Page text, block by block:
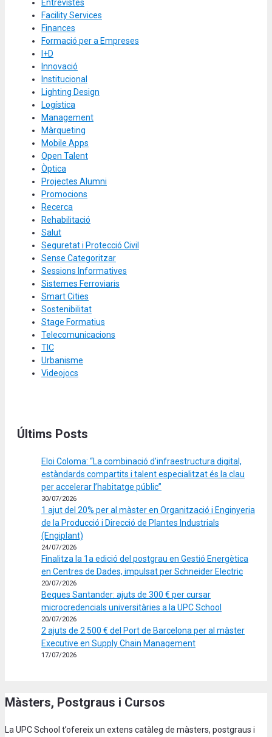
Entrevistes
Facility Services
Finances
Formació per a Empreses
I+D
Innovació
Institucional
Lighting Design
Logística
Management
Màrqueting
Mobile Apps
Open Talent
Òptica
Projectes Alumni
Promocions
Recerca
Rehabilitació
Salut
Seguretat i Protecció Civil
Sense Categoritzar
Sessions Informatives
Sistemes Ferroviaris
Smart Cities
Sostenibilitat
Stage Formatius
Telecomunicacions
TIC
Urbanisme
Videojocs
Últims Posts
Eloi Coloma: “La combinació d’infraestructura digital,
estàndards compartits i talent especialitzat és la clau
per accelerar l’habitatge públic”
30/07/2026
1 ajut del 20% per al màster en Organització i Enginyeria
de la Producció i Direcció de Plantes Industrials
(Engiplant)
24/07/2026
Finalitza la 1a edició del postgrau en Gestió Energètica
en Centres de Dades, impulsat per Schneider Electric
20/07/2026
Beques Santander: ajuts de 300 € per cursar
microcredencials universitàries a la UPC School
20/07/2026
2 ajuts de 2.500 € del Port de Barcelona per al màster
Executive en Supply Chain Management
17/07/2026
Màsters, Postgraus i Cursos
La UPC School t’ofereix un extens catàleg de màsters, postgraus i